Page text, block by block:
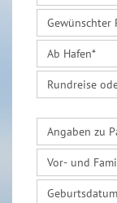
Gewünschter
Ab Hafen*
Rundreise
Angaben zu
Vor- und
Geburtsdatum